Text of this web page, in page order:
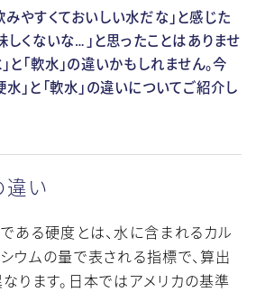
やすくておいしい水だな」と感じた
しくないな…」と思ったことはありませ
と「軟水」の違いかもしれません。今
」と「軟水」の違いについてご紹介し
違い
ある硬度とは、水に含まれるカル
ウムの量で表される指標で、算出
ります。日本ではアメリカの基準